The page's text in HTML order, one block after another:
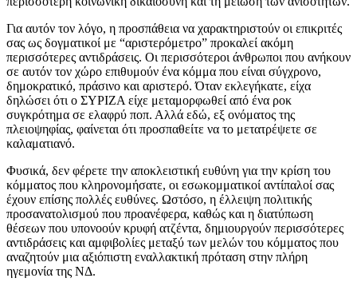
Για αυτόν τον λόγο, η προσπάθεια να χαρακτηριστούν οι επικριτές
σας ως δογματικοί με “αριστερόμετρο” προκαλεί ακόμη
περισσότερες αντιδράσεις. Οι περισσότεροι άνθρωποι που ανήκουν
σε αυτόν τον χώρο επιθυμούν ένα κόμμα που είναι σύγχρονο,
δημοκρατικό, πράσινο και αριστερό. Όταν εκλεγήκατε, είχα
δηλώσει ότι ο ΣΥΡΙΖΑ είχε μεταμορφωθεί από ένα ροκ
συγκρότημα σε ελαφρύ ποπ. Αλλά εδώ, εξ ονόματος της
πλειοψηφίας, φαίνεται ότι προσπαθείτε να το μετατρέψετε σε
καλαματιανό.
Φυσικά, δεν φέρετε την αποκλειστική ευθύνη για την κρίση του
κόμματος που κληρονομήσατε, οι εσωκομματικοί αντίπαλοί σας
έχουν επίσης πολλές ευθύνες. Ωστόσο, η έλλειψη πολιτικής
προσανατολισμού που προανέφερα, καθώς και η διατύπωση
θέσεων που υπονοούν κρυφή ατζέντα, δημιουργούν περισσότερες
αντιδράσεις και αμφιβολίες μεταξύ των μελών του κόμματος που
αναζητούν μια αξιόπιστη εναλλακτική πρόταση στην πλήρη
ηγεμονία της ΝΔ.